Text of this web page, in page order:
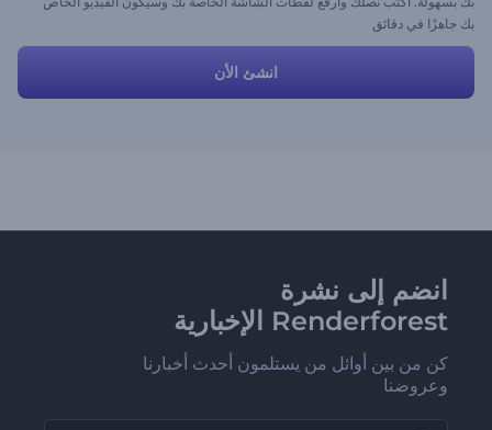
بك جاهزًا في دقائق
انشئ الأن
انضم إلى نشرة
Renderforest الإخبارية
كن من بين أوائل من يستلمون أحدث أخبارنا
وعروضنا